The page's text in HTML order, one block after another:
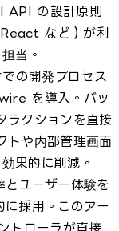
API の設計原則
など）が利
当。
の開発プロセス
を導入。バッ
ラクションを直接
トや内部管理画面
果的に削減。
とユーザー体験を
採用。このアー